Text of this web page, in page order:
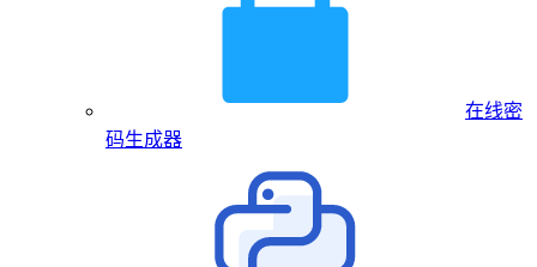
在线密
码生成器